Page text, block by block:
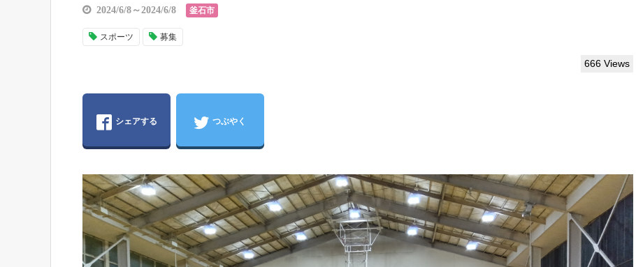
2024/6/8～2024/6/8 釜石市
スポーツ 募集
666 Views
シェアする つぶやく